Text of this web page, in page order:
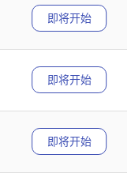
即将开始
即将开始
即将开始